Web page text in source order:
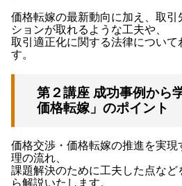
価格転嫁の最新動向に加え、取
ションが取れるような工夫や、
取引適正化に関する法律について
す。
第２講座 成功事例から
価格転嫁」のポイント
価格交渉・価格転嫁の推進を実
理の流れ、
課題解決のために工夫した点な
ら解説いたします。